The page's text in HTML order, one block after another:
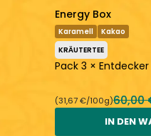
Energy Box
Karamell
Kakao
KRÄUTERTEE
Pack 3 ×
(31,67 €/100g)60,00
IN DEN